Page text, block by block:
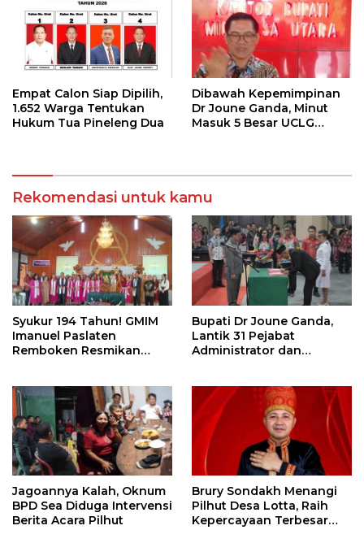
Empat Calon Siap Dipilih,
1.652 Warga Tentukan
Hukum Tua Pineleng Dua
Dibawah Kepemimpinan
Dr Joune Ganda, Minut
Masuk 5 Besar UCLG
Rekomendasi untuk kamu
Syukur 194 Tahun! GMIM
Imanuel Paslaten
Remboken Resmikan
Bupati Dr Joune Ganda,
Lantik 31 Pejabat
Administrator dan
Jagoannya Kalah, Oknum
BPD Sea Diduga Intervensi
Berita Acara Pilhut
Brury Sondakh Menangi
Pilhut Desa Lotta, Raih
Kepercayaan Terbesar